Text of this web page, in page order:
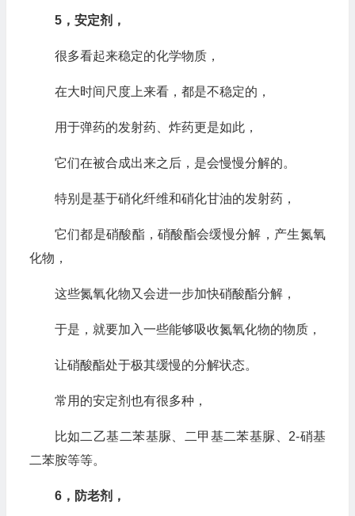
5，安定剂，
很多看起来稳定的化学物质，
在大时间尺度上来看，都是不稳定的，
用于弹药的发射药、炸药更是如此，
它们在被合成出来之后，是会慢慢分解的。
特别是基于硝化纤维和硝化甘油的发射药，
它们都是硝酸酯，硝酸酯会缓慢分解，产生氮氧
化物，
这些氮氧化物又会进一步加快硝酸酯分解，
于是，就要加入一些能够吸收氮氧化物的物质，
让硝酸酯处于极其缓慢的分解状态。
常用的安定剂也有很多种，
比如二乙基二苯基脲、二甲基二苯基脲、2-硝基
二苯胺等等。
6，防老剂，